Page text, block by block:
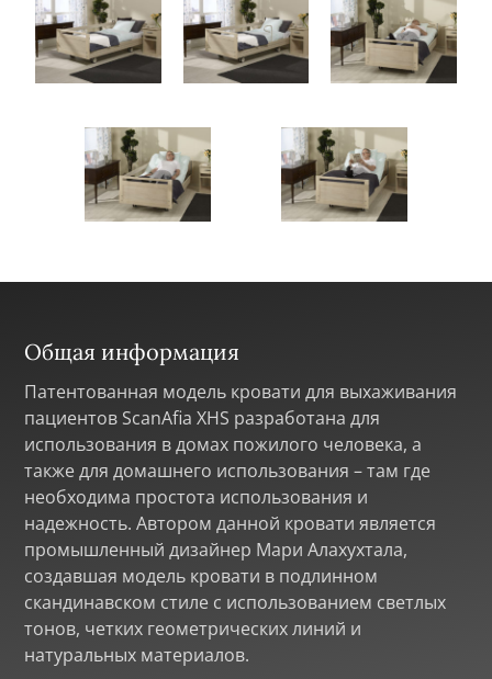
Общая информация
Патентованная модель кровати для выхаживания
пациентов ScanAfia XHS разработана для
использования в домах пожилого человека, а
также для домашнего использования – там где
необходима простота использования и
надежность. Автором данной кровати является
промышленный дизайнер Мари Алахухтала,
создавшая модель кровати в подлинном
скандинавском стиле с использованием светлых
тонов, четких геометрических линий и
натуральных материалов.